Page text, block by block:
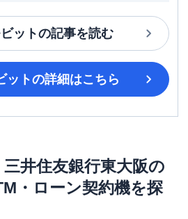
ットの記事を読む
ットの詳細はこちら
三井住友銀行東大阪の
・ローン契約機を探